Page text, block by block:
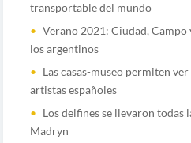
transportable del mundo
Verano 2021: Ciudad,
los argentinos
Las casas-museo permiten
artistas españoles
Los delfines se llevaron todas
Madryn